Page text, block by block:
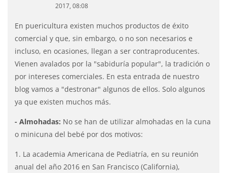
2017, 08:08
En puericultura existen muchos productos de éxito
comercial y que, sin embargo, o no son necesarios e
incluso, en ocasiones, llegan a ser contraproducentes.
Vienen avalados por la "sabiduría popular", la tradición o
por intereses comerciales. En esta entrada de nuestro
blog vamos a "destronar" algunos de ellos. Solo algunos
ya que existen muchos más.
- Almohadas: No se han de utilizar almohadas en la cuna
o minicuna del bebé por dos motivos:
1. La academia Americana de Pediatría, en su reunión
anual del año 2016 en San Francisco (California),